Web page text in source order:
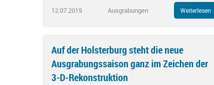
12.07.2019 Ausgrabungen Weiterlesen
Auf der Holsterburg steht die neue
Ausgrabungssaison ganz im Zeichen der
3-D-Rekonstruktion